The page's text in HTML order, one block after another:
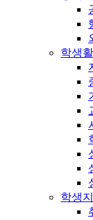
학생
학생